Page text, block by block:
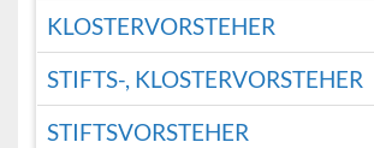
KLOSTERVORSTEHER
STIFTS-, KLOSTERVORSTEHER
STIFTSVORSTEHER